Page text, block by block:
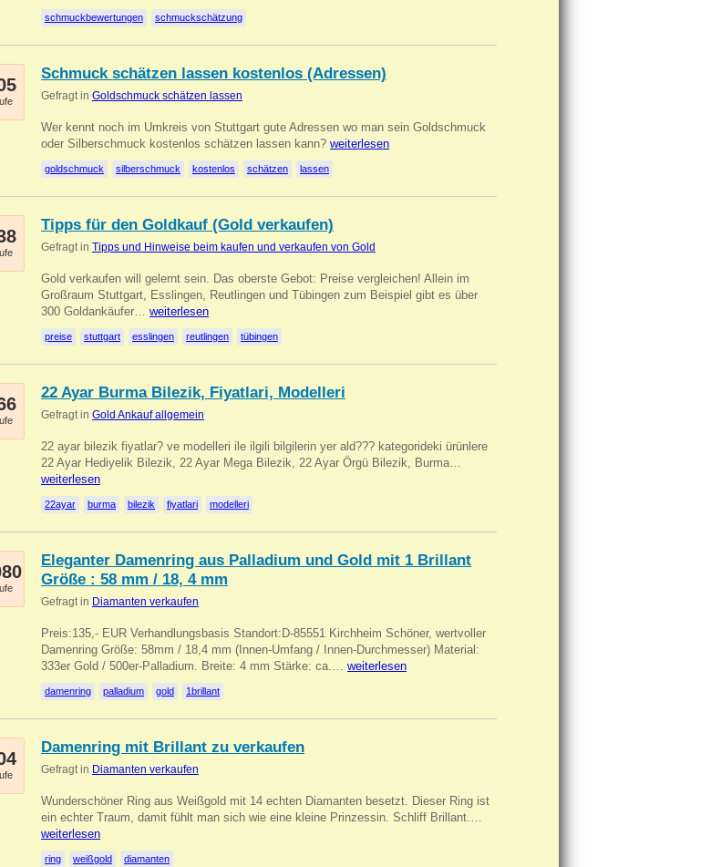
schmuckbewertungen schmuckschätzung
Schmuck schätzen lassen kostenlos (Adressen)
Gefragt in Goldschmuck schätzen lassen
Wer kennt noch im Umkreis von Stuttgart gute Adressen wo man sein Goldschmuck
oder Silberschmuck kostenlos schätzen lassen kann? weiterlesen
goldschmuck silberschmuck kostenlos schätzen lassen
Tipps für den Goldkauf (Gold verkaufen)
Gefragt in Tipps und Hinweise beim kaufen und verkaufen von Gold
Gold verkaufen will gelernt sein. Das oberste Gebot: Preise vergleichen! Allein im
Großraum Stuttgart, Esslingen, Reutlingen und Tübingen zum Beispiel gibt es über
300 Goldankäufer… weiterlesen
preise stuttgart esslingen reutlingen tübingen
22 Ayar Burma Bilezik, Fiyatlari, Modelleri
Gefragt in Gold Ankauf allgemein
22 ayar bilezik fiyatlar? ve modelleri ile ilgili bilgilerin yer ald??? kategorideki ürünlere
22 Ayar Hediyelik Bilezik, 22 Ayar Mega Bilezik, 22 Ayar Örgü Bilezik, Burma…
weiterlesen
22ayar burma bilezik fiyatlari modelleri
Eleganter Damenring aus Palladium und Gold mit 1 Brillant
Größe : 58 mm / 18, 4 mm
Gefragt in Diamanten verkaufen
Preis:135,- EUR Verhandlungsbasis Standort:D-85551 Kirchheim Schöner, wertvoller
Damenring Größe: 58mm / 18,4 mm (Innen-Umfang / Innen-Durchmesser) Material:
333er Gold / 500er-Palladium. Breite: 4 mm Stärke: ca.… weiterlesen
damenring palladium gold 1brillant
Damenring mit Brillant zu verkaufen
Gefragt in Diamanten verkaufen
Wunderschöner Ring aus Weißgold mit 14 echten Diamanten besetzt. Dieser Ring ist
ein echter Traum, damit fühlt man sich wie eine kleine Prinzessin. Schliff Brillant.…
weiterlesen
ring weißgold diamanten